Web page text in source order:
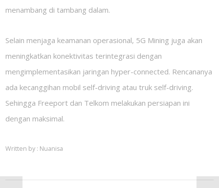
menambang di tambang dalam.
Selain menjaga keamanan operasional, 5G Mining juga akan
meningkatkan konektivitas terintegrasi dengan
mengimplementasikan jaringan hyper-connected. Rencananya
ada kecanggihan mobil self-driving atau truk self-driving.
Sehingga Freeport dan Telkom melakukan persiapan ini
dengan maksimal.
Written by : Nuanisa